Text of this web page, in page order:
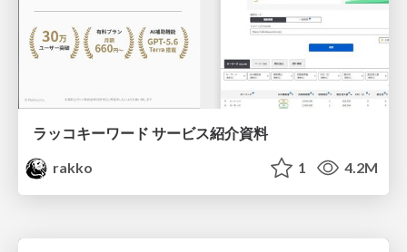
ラッコキーワード サービス紹介資料
rakko
1 4.2M